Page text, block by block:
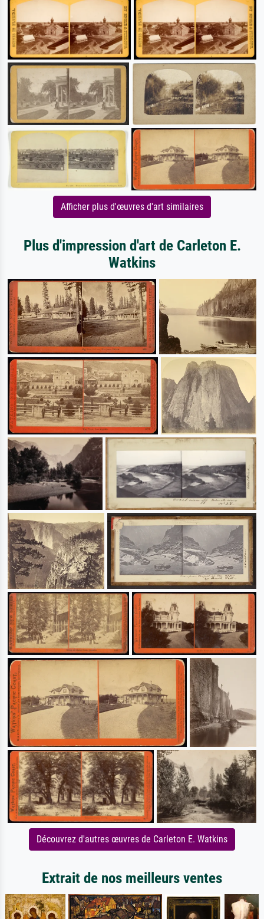
Afficher plus d'œuvres d'art similaires
Plus d'impression d'art de Carleton E.
Watkins
Découvrez d'autres œuvres de Carleton E. Watkins
Extrait de nos meilleurs ventes